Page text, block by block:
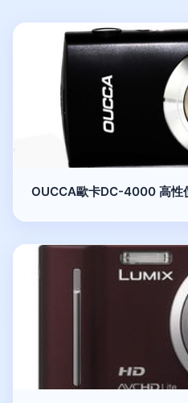
OUCCA歐卡DC-4000 高性